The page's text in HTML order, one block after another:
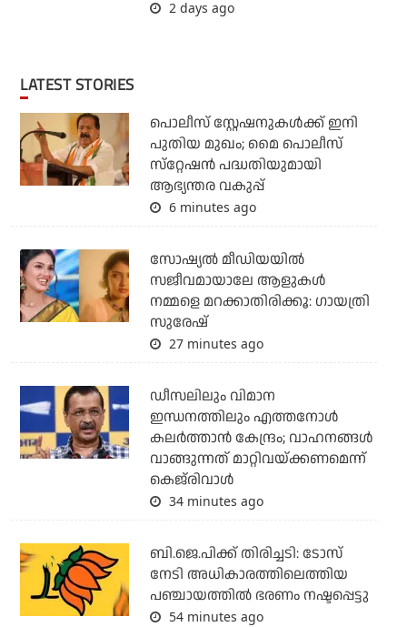
2 days ago
LATEST STORIES
പൊലീസ് സ്റ്റേഷനുകള്‍ക്ക് ഇനി
പുതിയ മുഖം; മൈ പൊലീസ്
സ്‌റ്റേഷന്‍ പദ്ധതിയുമായി
ആഭ്യന്തര വകുപ്പ്
6 minutes ago
സോഷ്യൽ മീഡിയയിൽ
സജീവമായാലേ ആളുകൾ
നമ്മളെ മറക്കാതിരിക്കൂ: ഗായത്രി
സുരേഷ്
27 minutes ago
ഡീസലിലും വിമാന
ഇന്ധനത്തിലും എത്തനോള്‍
കലര്‍ത്താന്‍ കേന്ദ്രം; വാഹനങ്ങള്‍
വാങ്ങുന്നത് മാറ്റിവയ്ക്കണമെന്ന്
കെജ്‌രിവാള്‍
34 minutes ago
ബി.ജെ.പിക്ക് തിരിച്ചടി: ടോസ്
നേടി അധികാരത്തിലെത്തിയ
പഞ്ചായത്തില്‍ ഭരണം നഷ്ടപ്പെട്ടു
54 minutes ago